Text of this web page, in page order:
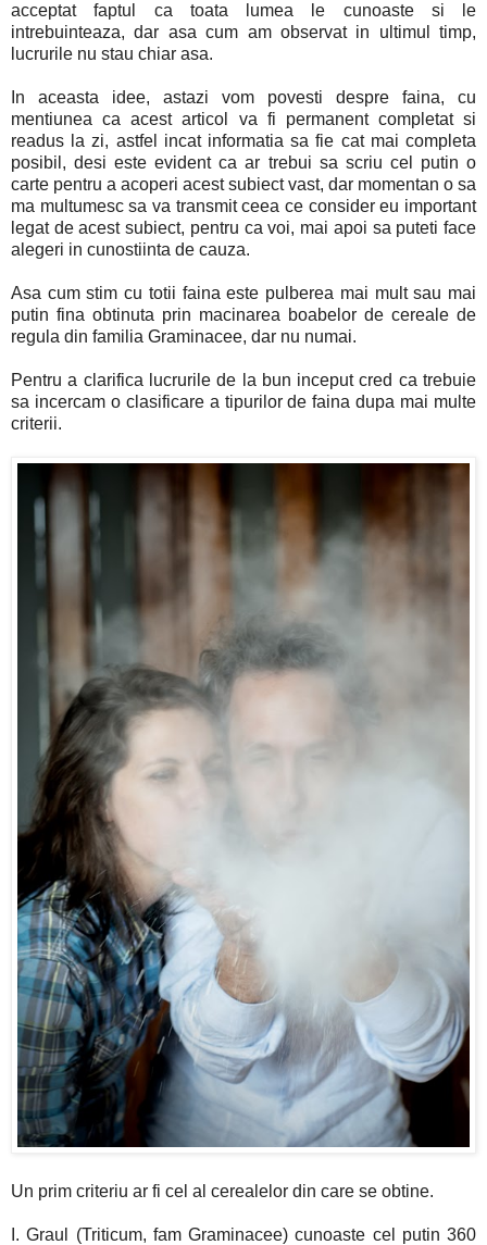
acceptat faptul ca toata lumea le cunoaste si le
intrebuinteaza, dar asa cum am observat in ultimul timp,
lucrurile nu stau chiar asa.
In aceasta idee, astazi vom povesti despre faina, cu
mentiunea ca acest articol va fi permanent completat si
readus la zi, astfel incat informatia sa fie cat mai completa
posibil, desi este evident ca ar trebui sa scriu cel putin o
carte pentru a acoperi acest subiect vast, dar momentan o sa
ma multumesc sa va transmit ceea ce consider eu important
legat de acest subiect, pentru ca voi, mai apoi sa puteti face
alegeri in cunostiinta de cauza.
Asa cum stim cu totii faina este pulberea mai mult sau mai
putin fina obtinuta prin macinarea boabelor de cereale de
regula din familia Graminacee, dar nu numai.
Pentru a clarifica lucrurile de la bun inceput cred ca trebuie
sa incercam o clasificare a tipurilor de faina dupa mai multe
criterii.
Un prim criteriu ar fi cel al cerealelor din care se obtine.
I. Graul (Triticum, fam Graminacee) cunoaste cel putin 360